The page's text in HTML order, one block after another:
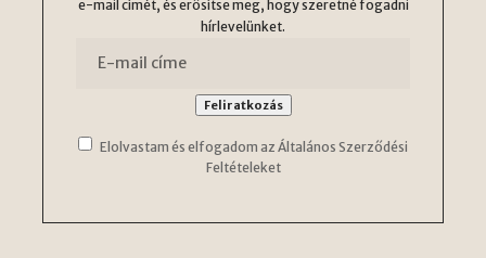
e-mail címét, és erősítse meg, hogy szeretné fogadni
hírlevelünket.
Elolvastam és elfogadom az Általános Szerződési
Feltételeket